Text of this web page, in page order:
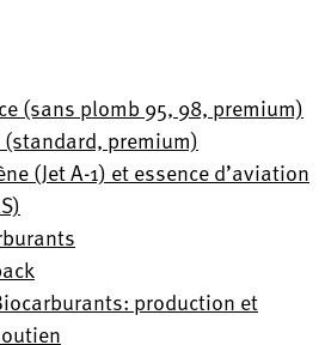
(sans plomb 95, 98, premium)
(standard, premium)
(Jet A-1) et essence d’aviation
production et